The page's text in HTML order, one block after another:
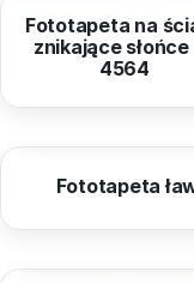
Fototapeta na
znikające słońce
4564
od40,96 zł
Fototapeta
od40,96 zł